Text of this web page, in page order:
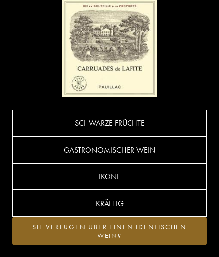
SCHWARZE FRÜCHTE
GASTRONOMISCHER WEIN
IKONE
KRÄFTIG
SIE VERFÜGEN ÜBER EINEN IDENTISCHEN
WEIN?